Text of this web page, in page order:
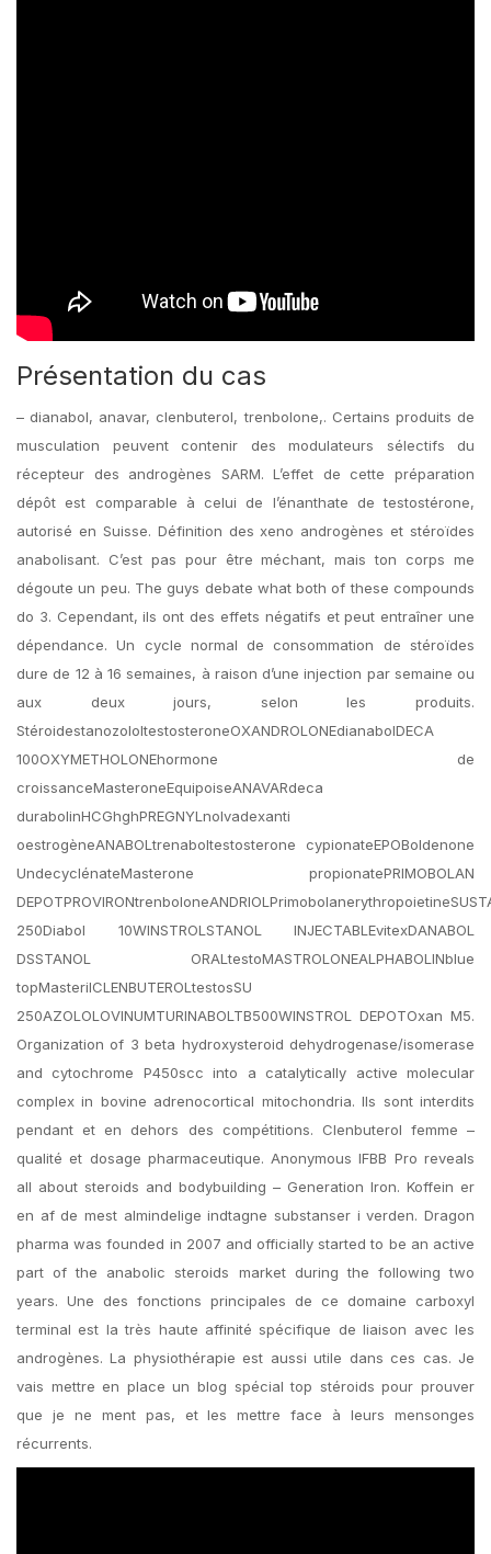
Présentation du cas
– dianabol, anavar, clenbuterol, trenbolone,. Certains produits de
musculation peuvent contenir des modulateurs sélectifs du
récepteur des androgènes SARM. L’effet de cette préparation
dépôt est comparable à celui de l’énanthate de testostérone,
autorisé en Suisse. Définition des xeno androgènes et stéroïdes
anabolisant. C’est pas pour être méchant, mais ton corps me
dégoute un peu. The guys debate what both of these compounds
do 3. Cependant, ils ont des effets négatifs et peut entraîner une
dépendance. Un cycle normal de consommation de stéroïdes
dure de 12 à 16 semaines, à raison d’une injection par semaine ou
aux deux jours, selon les produits.
StéroidestanozololtestosteroneOXANDROLONEdianabolDECA
100OXYMETHOLONEhormone de
croissanceMasteroneEquipoiseANAVARdeca
durabolinHCGhghPREGNYLnolvadexanti
oestrogèneANABOLtrenaboltestosterone cypionateEPOBoldenone
UndecyclénateMasterone propionatePRIMOBOLAN
250Diabol 10WINSTROLSTANOL INJECTABLEvitexDANABOL
DSSTANOL ORALtestoMASTROLONEALPHABOLINblue
topMasterilCLENBUTEROLtestosSU
250AZOLOLOVINUMTURINABOLTB500WINSTROL DEPOTOxan M5.
Organization of 3 beta hydroxysteroid dehydrogenase/isomerase
and cytochrome P450scc into a catalytically active molecular
complex in bovine adrenocortical mitochondria. Ils sont interdits
pendant et en dehors des compétitions. Clenbuterol femme –
qualité et dosage pharmaceutique. Anonymous IFBB Pro reveals
all about steroids and bodybuilding – Generation Iron. Koffein er
en af de mest almindelige indtagne substanser i verden. Dragon
pharma was founded in 2007 and officially started to be an active
part of the anabolic steroids market during the following two
years. Une des fonctions principales de ce domaine carboxyl
terminal est la très haute affinité spécifique de liaison avec les
androgènes. La physiothérapie est aussi utile dans ces cas. Je
vais mettre en place un blog spécial top stéroids pour prouver
que je ne ment pas, et les mettre face à leurs mensonges
récurrents.